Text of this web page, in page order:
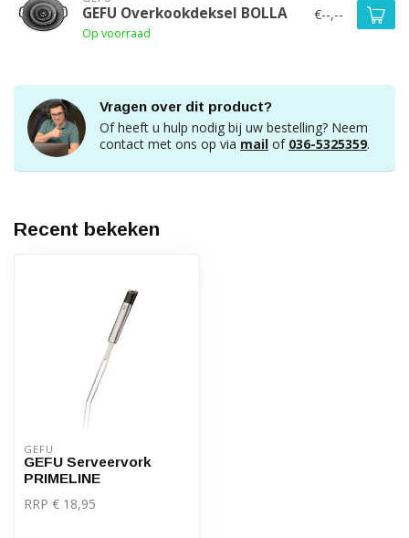
GEFU Overkookdeksel BOLLA
Op voorraad
€--,--
Vragen over dit product?
Of heeft u hulp nodig bij uw bestelling? Neem
contact met ons op via mail of 036-5325359.
Recent bekeken
GEFU
GEFU Serveervork
PRIMELINE
RRP € 18,95